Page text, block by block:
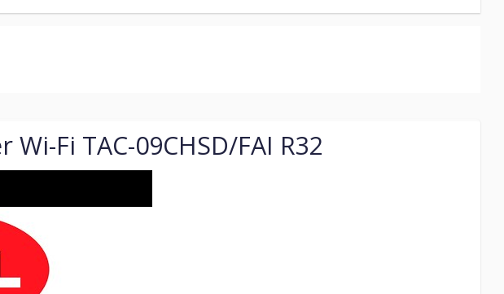
Fi TAC-09CHSD/FAI R32